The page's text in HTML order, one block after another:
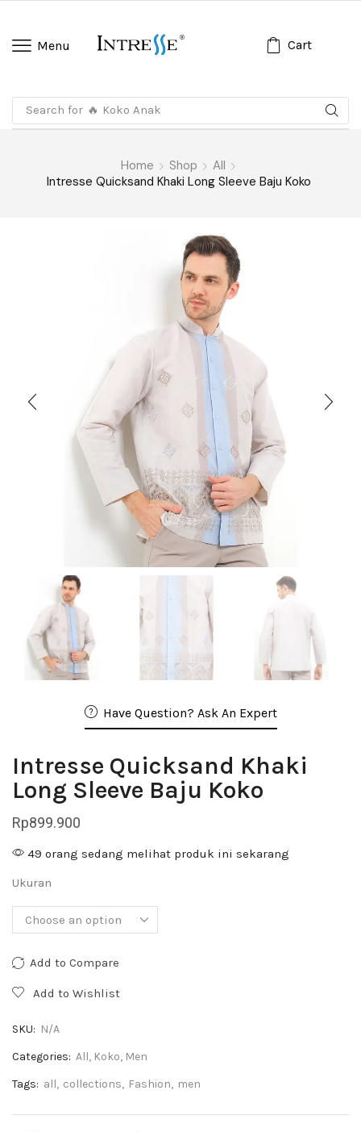
Menu Cart
Search for 🔥 Koko Anak
Home Shop
All
Intresse Quicksand Khaki Long Sleeve Baju Koko
Have Question? Ask An Expert
Intresse Quicksand Khaki
Long Sleeve Baju Koko
Rp899.900
49 orang sedang melihat produk ini sekarang
Ukuran
Add to Compare
Add to Wishlist
SKU: N/A
Categories: All, Koko, Men
Tags: all, collections, Fashion, men